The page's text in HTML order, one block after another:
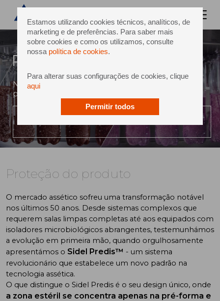
Estamos utilizando cookies técnicos, analíticos, de
marketing e de preferências. Para saber mais
sobre cookies e como os utilizamos, consulte
nossa política de cookies.
Para alterar suas configurações de cookies, clique
aqui
Permitir todos
Proteção do produto
Nova norma assética para a integridade do
produto
Proteção do produto
O mercado assético sofreu uma transformação notável
nos últimos 50 anos. Desde sistemas complexos que
requerem salas limpas completas até aos equipados com
isoladores microbiológicos abrangentes, testemunhámos
a evolução em primeira mão, quando orgulhosamente
apresentámos o Sidel Predis™ - um sistema
revolucionário que estabelece um novo padrão na
tecnologia assética.
O que distingue o Sidel Predis é o seu design único, onde
a zona estéril se concentra apenas na pré-forma e